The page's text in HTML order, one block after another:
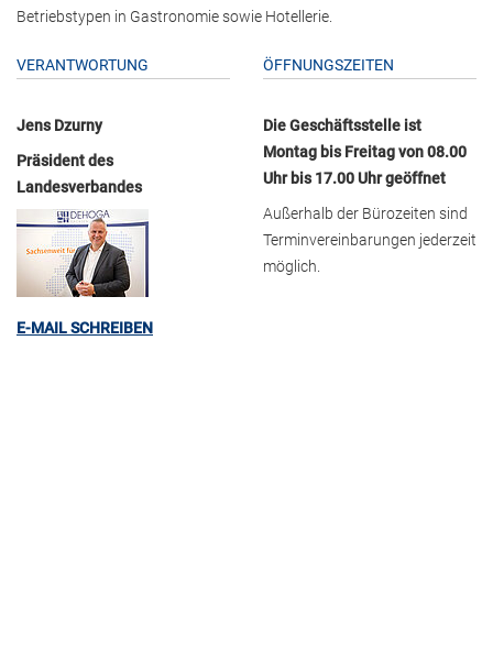
Betriebstypen in Gastronomie sowie Hotellerie.
VERANTWORTUNG
Jens Dzurny
Präsident des
Landesverbandes
E-MAIL SCHREIBEN
ÖFFNUNGSZEITEN
Die Geschäftsstelle ist
Montag bis Freitag von 08.00
Uhr bis 17.00 Uhr geöffnet
Außerhalb der Bürozeiten sind
Terminvereinbarungen jederzeit
möglich.